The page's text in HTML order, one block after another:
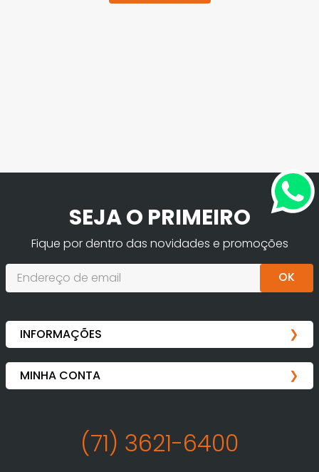
SEJA O PRIMEIRO
Fique por dentro das novidades e promoções
OK
(71) 3621-6400